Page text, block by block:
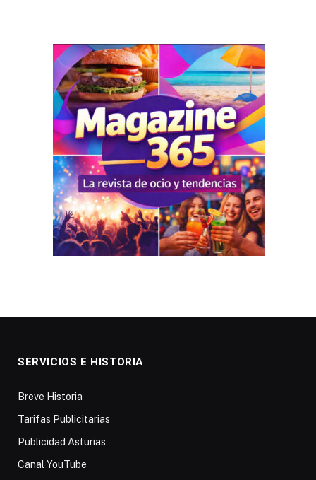
SERVICIOS E HISTORIA
Breve Historia
Tarifas Publicitarias
Publicidad Asturias
Canal YouTube